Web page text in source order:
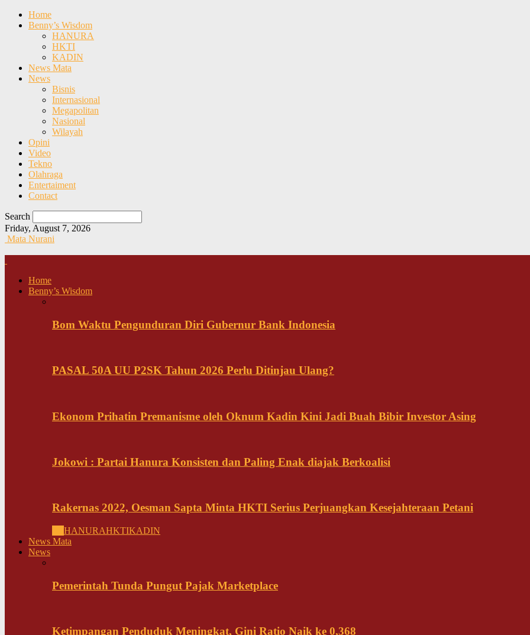
Home
Benny’s Wisdom
HANURA
HKTI
KADIN
News Mata
News
Bisnis
Internasional
Megapolitan
Nasional
Wilayah
Opini
Video
Tekno
Olahraga
Entertaiment
Contact
Search
Friday, August 7, 2026
Mata Nurani
Home
Benny’s Wisdom
Bom Waktu Pengunduran Diri Gubernur Bank Indonesia
PASAL 50A UU P2SK Tahun 2026 Perlu Ditinjau Ulang?
Ekonom Prihatin Premanisme oleh Oknum Kadin Kini Jadi Buah Bibir Investor Asing
Jokowi : Partai Hanura Konsisten dan Paling Enak diajak Berkoalisi
Rakernas 2022, Oesman Sapta Minta HKTI Serius Perjuangkan Kesejahteraan Petani
HANURAHKTIKADIN
News Mata
News
Pemerintah Tunda Pungut Pajak Marketplace
Ketimpangan Penduduk Meningkat, Gini Ratio Naik ke 0,368